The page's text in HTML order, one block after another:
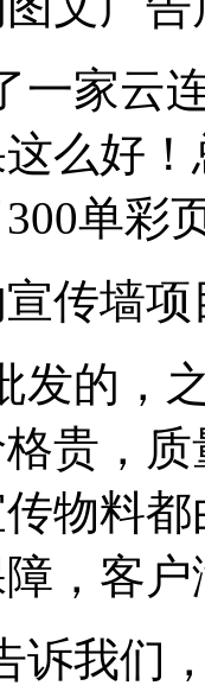
一家云
么好
单彩
传墙
发的，
贵，
物料
，客
诉我们